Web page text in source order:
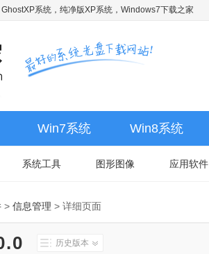
系统，纯净版XP系统，Windows7下载之家
Win7系统 Win8系统
系统工具 图形图像 应用软件
> 信息管理 > 详细页面
历史版本